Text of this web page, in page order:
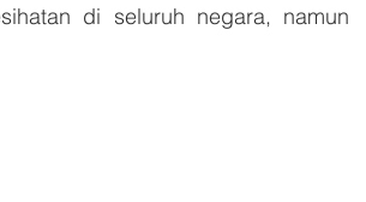
di seluruh negara, namun